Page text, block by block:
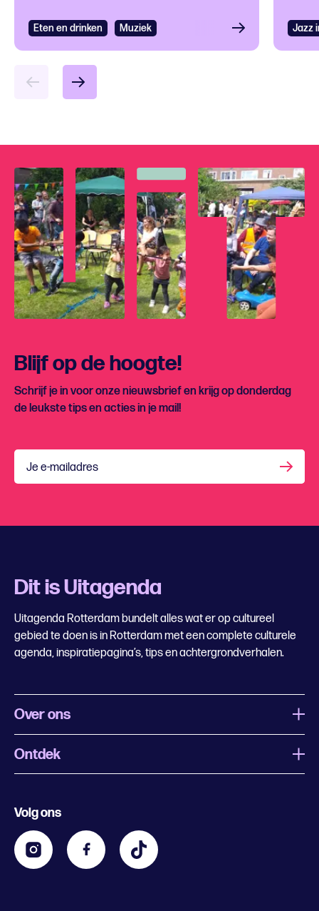
Eten en drinken Muziek Jazz
Blijf op de hoogte!
Schrijf je in voor onze nieuwsbrief en krijg op donderdag
de leukste tips en acties in je mail!
Je e-mailadres
Dit is Uitagenda
Uitagenda Rotterdam bundelt alles wat er op cultureel
gebied te doen is in Rotterdam met een complete culturele
agenda, inspiratiepagina’s, tips en achtergrondverhalen.
Over ons
Wat is Uitagenda Rotterdam
Contact
Zakelijk
Ontdek
Kids
Volg ons